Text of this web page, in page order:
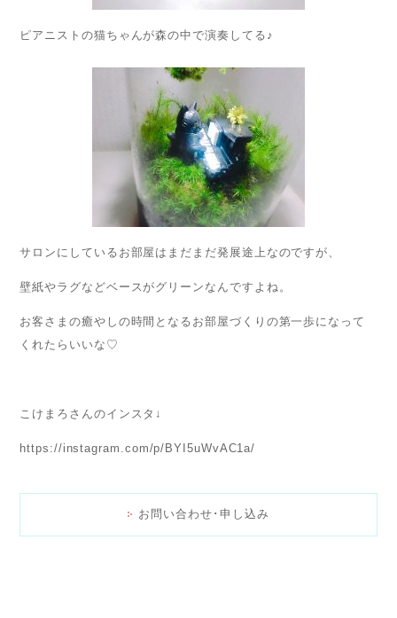
ピアニストの猫ちゃんが森の中で演奏してる♪
サロンにしているお部屋はまだまだ発展途上なのですが、
壁紙やラグなどベースがグリーンなんですよね。
お客さまの癒やしの時間となるお部屋づくりの第一歩になって
くれたらいいな♡
こけまろさんのインスタ↓
https://instagram.com/p/BYI5uWvAC1a/
お問い合わせ･申し込み